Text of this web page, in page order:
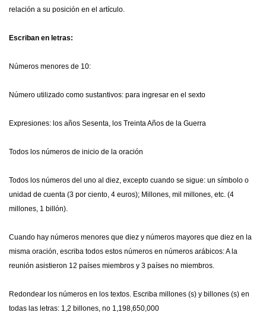
relación a su posición en el artículo.
Escriban en letras:
Números menores de 10:
Número utilizado como sustantivos: para ingresar en el sexto
Expresiones: los años Sesenta, los Treinta Años de la Guerra
Todos los números de inicio de la oración
Todos los números del uno al diez, excepto cuando se sigue: un símbolo o
unidad de cuenta (3 por ciento, 4 euros); Millones, mil millones, etc. (4
millones, 1 billón).
Cuando hay números menores que diez y números mayores que diez en la
misma oración, escriba todos estos números en números arábicos: A la
reunión asistieron 12 países miembros y 3 países no miembros.
Redondear los números en los textos. Escriba millones (s) y billones (s) en
todas las letras: 1,2 billones, no 1,198,650,000